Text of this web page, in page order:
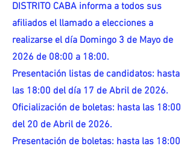
DISTRITO CABA informa a todos sus
afiliados el llamado a elecciones a
realizarse el día Domingo 3 de Mayo de
2026 de 08:00 a 18:00.
Presentación listas de candidatos: hasta
las 18:00 del día 17 de Abril de 2026.
Oficialización de boletas: hasta las 18:00
del 20 de Abril de 2026.
Presentación de boletas: hasta las 18:00